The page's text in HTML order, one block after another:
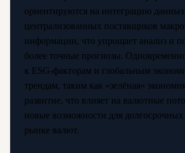
ориентируются на интеграцию данных
централизованных поставщиков
информации, что упрощает анализ и
более точные прогнозы.
к ESG-факторам и глобальным
трендам, таким как «зелёная»
развитие, что влияет на валютные
новые возможности для
рынке валют.